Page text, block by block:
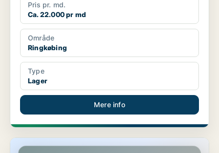
Pris pr. md.
Ca. 22.000 pr md
Område
Ringkøbing
Type
Lager
Mere info
Lager i Ringkøbing